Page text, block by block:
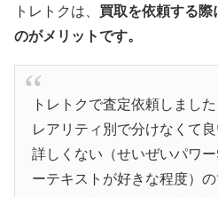
トレトクは、 買取を依頼する
のがメリットです。
トレトクで査定依頼しました
レアリティ別で分けなくて
詳しくない（せいぜいパワ
ーテキストが好きな程度）